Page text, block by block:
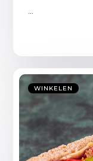
WINKELEN